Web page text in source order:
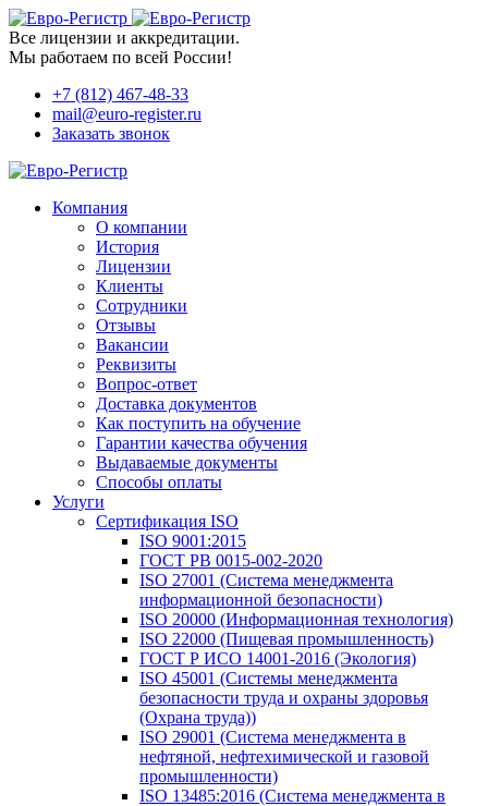
Все лицензии и аккредитации.
Мы работаем по всей России!
+7 (812) 467-48-33
mail@euro-register.ru
Заказать звонок
Компания
О компании
История
Лицензии
Клиенты
Сотрудники
Отзывы
Вакансии
Реквизиты
Вопрос-ответ
Доставка документов
Как поступить на обучение
Гарантии качества обучения
Выдаваемые документы
Способы оплаты
Услуги
Сертификация ISO
ISO 9001:2015
ГОСТ РВ 0015-002-2020
ISO 27001 (Система менеджмента
информационной безопасности)
ISO 20000 (Информационная технология)
ISO 22000 (Пищевая промышленность)
ГОСТ Р ИСО 14001-2016 (Экология)
ISO 45001 (Системы менеджмента
безопасности труда и охраны здоровья
(Охрана труда))
ISO 29001 (Система менеджмента в
нефтяной, нефтехимической и газовой
промышленности)
ISO 13485:2016 (Система менеджмента в